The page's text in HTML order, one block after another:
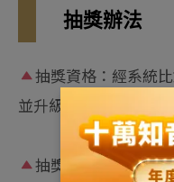
抽獎辦法
抽獎資格 ：經系統
並升級為遠雄房地產
抽獎公告：於8月5